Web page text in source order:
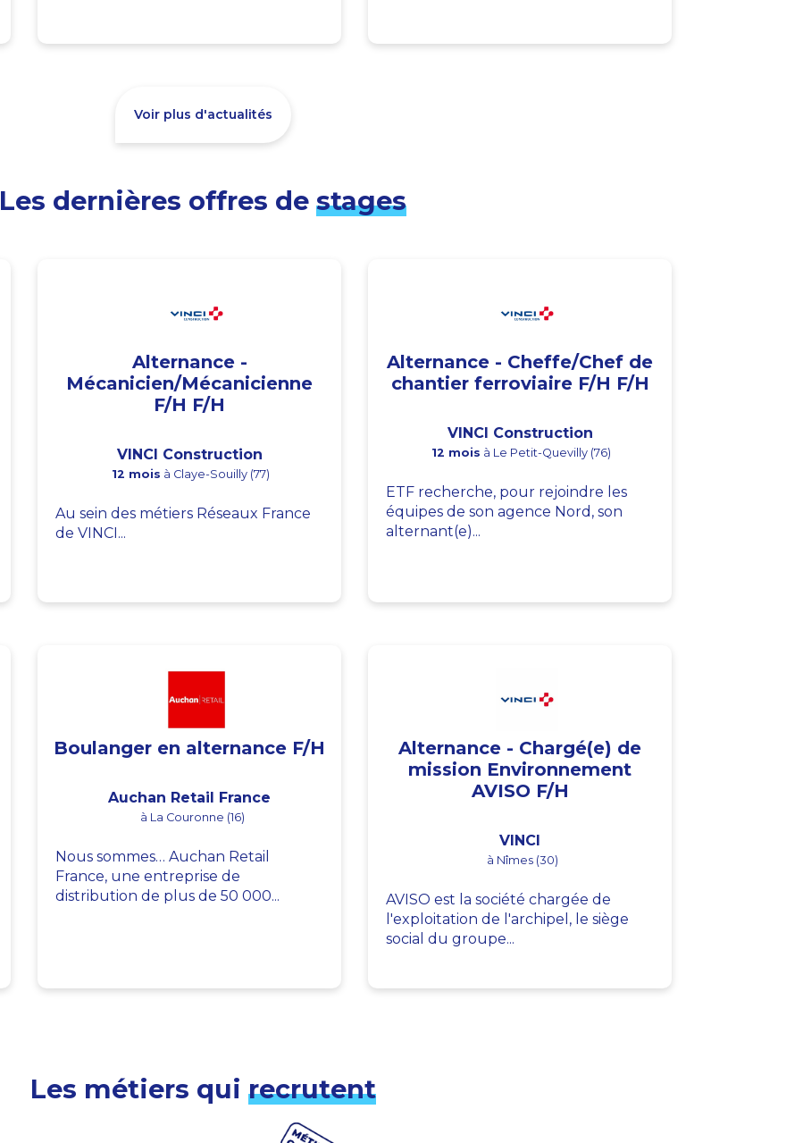
Voir plus d'actualités
Les dernières offres de stages
Alternance -
Mécanicien/Mécanicienne
F/H F/H
VINCI Construction
12 mois à Claye-Souilly (77)
Au sein des métiers Réseaux France
de VINCI...
Alternance - Cheffe/Chef de
chantier ferroviaire F/H F/H
VINCI Construction
12 mois à Le Petit-Quevilly (76)
ETF recherche, pour rejoindre les
équipes de son agence Nord, son
alternant(e)...
Boulanger en alternance F/H
Auchan Retail France
à La Couronne (16)
Nous sommes… Auchan Retail
France, une entreprise de
distribution de plus de 50 000...
Alternance - Chargé(e) de
mission Environnement
AVISO F/H
VINCI
à Nîmes (30)
AVISO est la société chargée de
l'exploitation de l'archipel, le siège
social du groupe...
Les métiers qui recrutent